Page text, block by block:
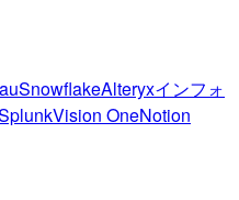
SnowflakeAlteryxインフォ
Vision OneNotion